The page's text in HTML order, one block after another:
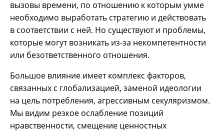
вызовы времени, по отношению к которым умме
необходимо выработать стратегию и действовать
в соответствии с ней. Но существуют и проблемы,
которые могут возникать из-за некомпетентности
или безответственного отношения.
Большое влияние имеет комплекс факторов,
связанных с глобализацией, заменой идеологии
на цель потребления, агрессивным секуляризмом.
Мы видим резкое ослабление позиций
нравственности, смещение ценностных